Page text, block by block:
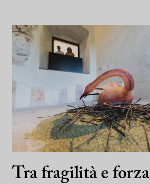
Tra fragilità e forza